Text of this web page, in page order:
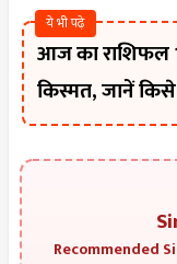
ये भी पढ़े
आज का राशिफल
किस्मत, जानें किसे
Recommended